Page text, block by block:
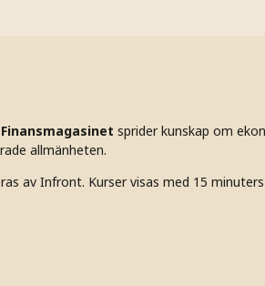
sprider kunskap om
allmänheten.
av Infront. Kurser visas med 15